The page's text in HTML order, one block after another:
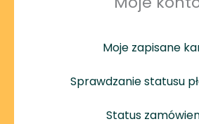
Moje zapisane
Sprawdzanie statusu
Status